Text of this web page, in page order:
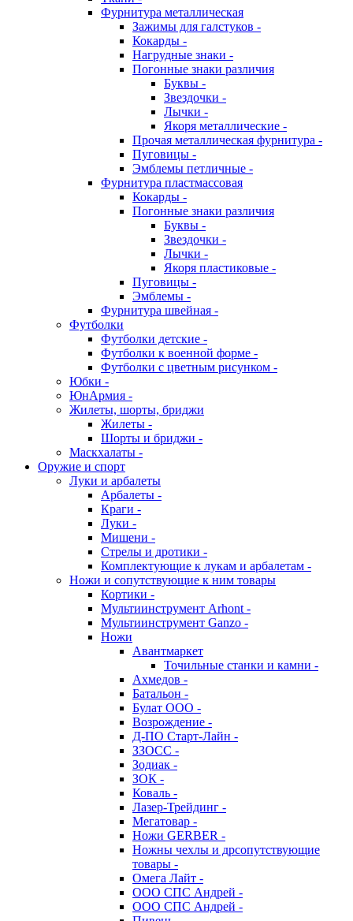
Фурнитура металлическая
Зажимы для галстуков -
Кокарды -
Нагрудные знаки -
Погонные знаки различия
Буквы -
Звездочки -
Лычки -
Якоря металлические -
Прочая металлическая фурнитура -
Пуговицы -
Эмблемы петличные -
Фурнитура пластмассовая
Кокарды -
Погонные знаки различия
Буквы -
Звездочки -
Лычки -
Якоря пластиковые -
Пуговицы -
Эмблемы -
Фурнитура швейная -
Футболки
Футболки детские -
Футболки к военной форме -
Футболки с цветным рисунком -
Юбки -
ЮнАрмия -
Жилеты, шорты, бриджи
Жилеты -
Шорты и бриджи -
Маскхалаты -
Оружие и спорт
Луки и арбалеты
Арбалеты -
Краги -
Луки -
Мишени -
Стрелы и дротики -
Комплектующие к лукам и арбалетам -
Ножи и сопутствующие к ним товары
Кортики -
Мультиинструмент Arhont -
Мультиинструмент Ganzo -
Ножи
Авантмаркет
Точильные станки и камни -
Ахмедов -
Батальон -
Булат ООО -
Возрождение -
Д-ПО Старт-Лайн -
ЗЗОСС -
Зодиак -
ЗОК -
Коваль -
Лазер-Трейдинг -
Мегатовар -
Ножи GERBER -
Ножны чехлы и дрсопутствующие
товары -
Омега Лайт -
ООО СПС Андрей -
ООО СПС Андрей -